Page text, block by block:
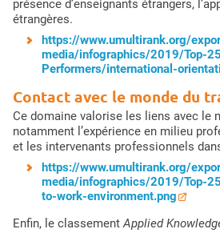
présence d’enseignants étrangers,
étrangères.
https://www.umultirank.org/
media/infographics/2019/Top-
Performers/international-
Contact avec le monde du
Ce domaine valorise les liens avec le
notamment l’expérience en milieu
et les intervenants professionnels
https://www.umultirank.org/
media/infographics/2019/Top-
to-work-environment.png
Enfin, le classementApplied